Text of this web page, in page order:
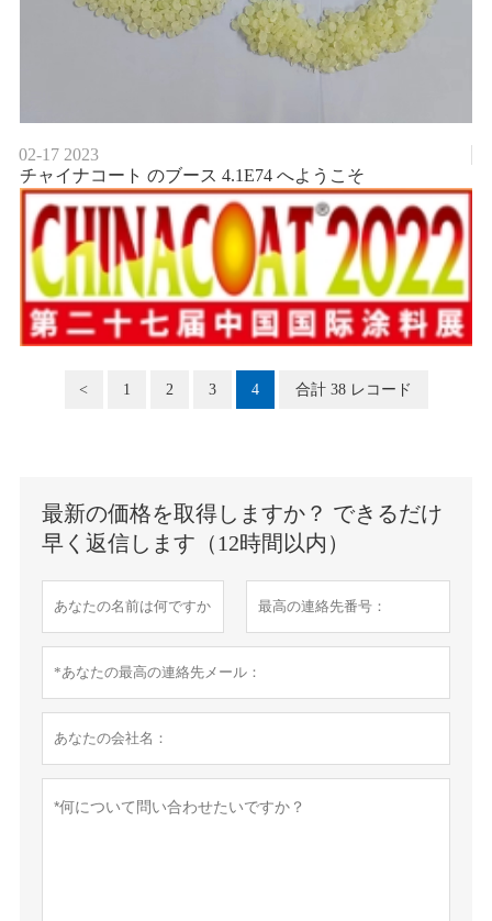
02-17 2023
チャイナコート のブース 4.1E74 へようこそ
< 1 2 3 4 合計 38 レコード
最新の価格を取得しますか？ できるだけ
早く返信します（12時間以内）